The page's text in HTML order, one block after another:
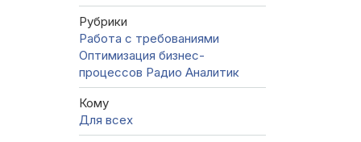
Рубрики
Работа с требованиями
Оптимизация бизнес-
процессов Радио Аналитик
Кому
Для всех